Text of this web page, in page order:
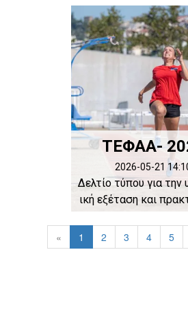
ΤΕΦΑΑ-
2026-05-21
Δελτίο τύπου για την
ική εξέταση και
ιμα...
« 1 2 3 4 5